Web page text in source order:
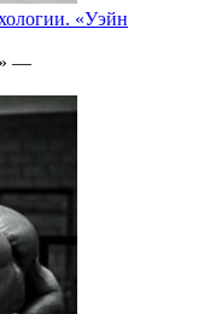
«Уэйн
—